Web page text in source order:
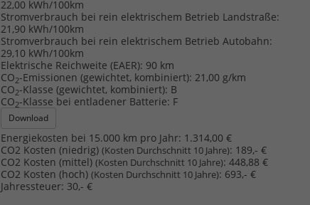
22,00 kWh/100km
Stromverbrauch bei rein elektrischem Betrieb Landstraße:
21,90 kWh/100km
Stromverbrauch bei rein elektrischem Betrieb Autobahn:
29,10 kWh/100km
Elektrische Reichweite (EAER): 90 km
CO2-Emissionen (gewichtet, kombiniert): 21,00 g/km
CO2-Klasse (gewichtet, kombiniert): B
CO2-Klasse bei entladener Batterie: F
Download
Energiekosten bei 15.000 km pro Jahr: 1.314,00 €
CO2 Kosten (niedrig) (Kosten Durchschnitt 10 Jahre): 189,- €
CO2 Kosten (mittel) (Kosten Durchschnitt 10 Jahre): 448,88 €
CO2 Kosten (hoch) (Kosten Durchschnitt 10 Jahre): 693,- €
Jahressteuer: 30,- €